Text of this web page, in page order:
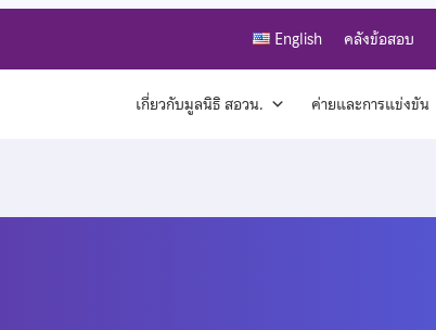
English คลังข้อสอบ
เกี่ยวกับมูลนิธิ สอวน. ค่ายและการแข่งขัน